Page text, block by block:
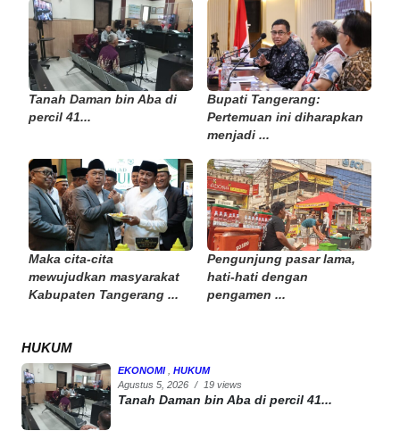
Tanah Daman bin Aba di
percil 41...
Bupati Tangerang:
Pertemuan ini diharapkan
menjadi ...
Maka cita-cita
mewujudkan masyarakat
Kabupaten Tangerang ...
Pengunjung pasar lama,
hati-hati dengan
pengamen ...
HUKUM
EKONOMI
HUKUM
Agustus 5, 2026 / 19 views
Tanah Daman bin Aba di percil 41...